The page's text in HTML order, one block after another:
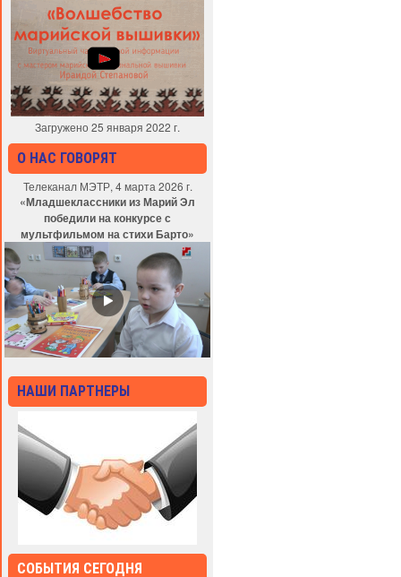
Загружено 25 января 2022 г.
О НАС ГОВОРЯТ
Телеканал МЭТР, 4 марта 2026 г.
«Младшеклассники из Марий Эл
победили на конкурсе с
мультфильмом на стихи Барто»
НАШИ ПАРТНЕРЫ
СОБЫТИЯ СЕГОДНЯ